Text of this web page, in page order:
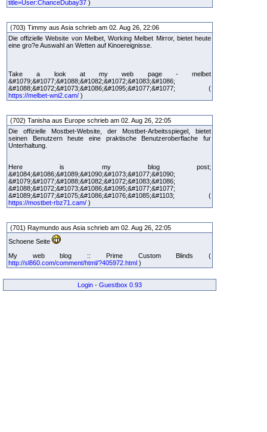
title=User:ChanceDubay37 )
(703) Timmy aus Asia schrieb am 02. Aug 26, 22:06
Die offizielle Website von Melbet, Working Melbet Mirror, bietet heute
eine gro?e Auswahl an Wetten auf Kinoereignisse.
Take a look at my web page - melbet
&#1079;&#1077;&#1088;&#1082;&#1072;&#1083;&#1086;
&#1088;&#1072;&#1073;&#1086;&#1095;&#1077;&#1077; (
https://melbet-wni2.cam/ )
(702) Tanisha aus Europe schrieb am 02. Aug 26, 22:05
Die offizielle Mostbet-Website, der Mostbet-Arbeitsspiegel, bietet
seinen Benutzern heute eine praktische Benutzeroberflache fur
Unterhaltung.
Here is my blog post;
&#1084;&#1086;&#1089;&#1090;&#1073;&#1077;&#1090;
&#1079;&#1077;&#1088;&#1082;&#1072;&#1083;&#1086;
&#1088;&#1072;&#1073;&#1086;&#1095;&#1077;&#1077;
&#1089;&#1077;&#1075;&#1086;&#1076;&#1085;&#1103; (
https://mostbet-rbz71.cam/ )
(701) Raymundo aus Asia schrieb am 02. Aug 26, 22:05
Schoene Seite
My web blog :: Prime Custom Blinds (
http://sl860.com/comment/html/?405972.html )
Login - Guestbox 0.93